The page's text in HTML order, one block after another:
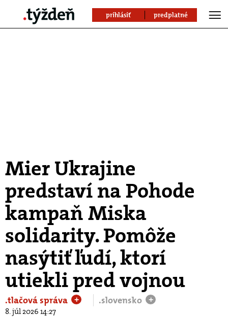
prihlásiť predplatné
Mier Ukrajine
predstaví na Pohode
kampaň Miska
solidarity. Pomôže
nasýtiť ľudí, ktorí
utiekli pred vojnou
.tlačová správa + .slovensko +
8. júl 2026 14:27